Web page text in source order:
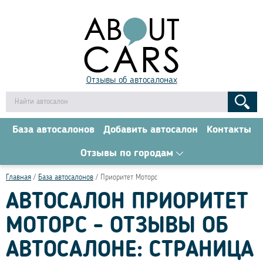
Отзывы об автосалонах
База автосалонов Добавить автосалон Контакты
Отзывы по городам
Главная База автосалонов Приоритет Моторс
АВТОСАЛОН ПРИОРИТЕТ
МОТОРС - ОТЗЫВЫ ОБ
АВТОСАЛОНЕ: СТРАНИЦА